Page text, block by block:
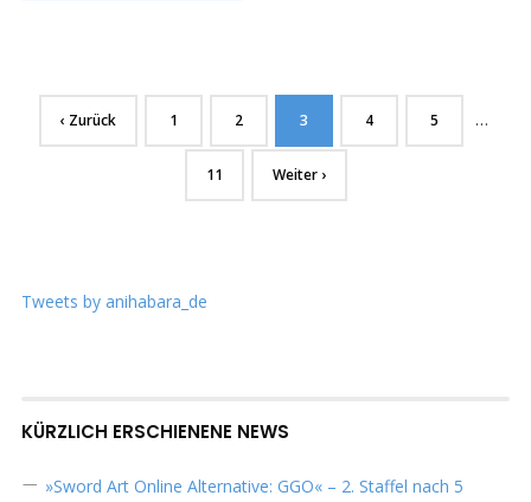
‹ Zurück 1 2 3 4 5 …
11 Weiter ›
Tweets by anihabara_de
KÜRZLICH ERSCHIENENE NEWS
»Sword Art Online Alternative: GGO« – 2. Staffel nach 5